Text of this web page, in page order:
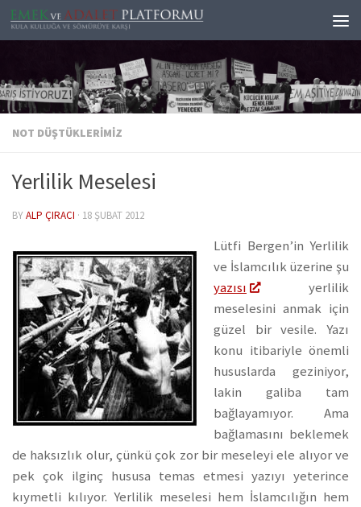
Skip to content
NOT DÜŞTÜKLERIMIZ
Yerlilik Meselesi
BYALP ÇIRACI · 18 ŞUBAT 2012
Lütfi Bergen’in Yerlilik
ve İslamcılık üzerine şu
yazısı
yerlilik
meselesini anmak için
güzel bir vesile. Yazı
konu itibariyle önemli
hususlarda geziniyor,
lakin galiba tam
bağlayamıyor. Ama
bağlamasını beklemek
de haksızlık olur, çünkü çok zor bir meseleyi ele alıyor ve
pek çok ilginç hususa temas etmesi yazıyı yeterince
kıymetli kılıyor. Yerlilik meselesi hem İslamcılığın hem